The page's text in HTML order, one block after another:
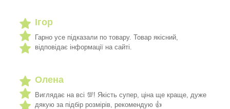
Ігор
Гарно усе підказали по товару. Товар якісний,
відповідає інформації на сайті.
Олена
Виглядає на всі 💯! Якість супер, ціна ще краще, дуже
дякую за підбір розмірів, рекомендую 👍